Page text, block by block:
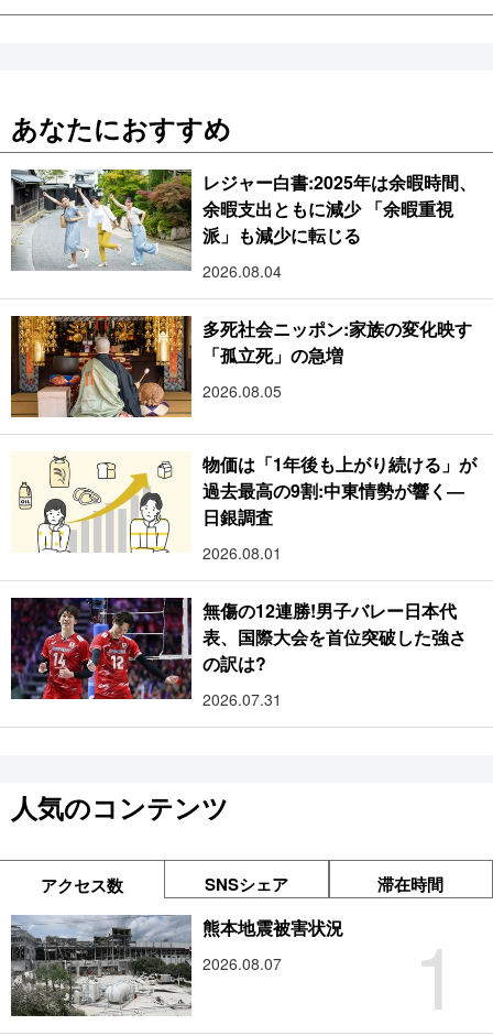
あなたにおすすめ
レジャー白書:2025年は余暇時間、
余暇支出ともに減少 「余暇重視
派」も減少に転じる
2026.08.04
多死社会ニッポン:家族の変化映す
「孤立死」の急増
2026.08.05
物価は「1年後も上がり続ける」が
過去最高の9割:中東情勢が響く―
日銀調査
2026.08.01
無傷の12連勝!男子バレー日本代
表、国際大会を首位突破した強さ
の訳は?
2026.07.31
人気のコンテンツ
アクセス数 SNSシェア 滞在時間
1
熊本地震被害状況
2026.08.07